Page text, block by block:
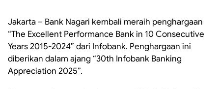
Jakarta – Bank Nagari kembali meraih penghargaan
“The Excellent Performance Bank in 10 Consecutive
Years 2015-2024” dari Infobank. Penghargaan ini
diberikan dalam ajang “30th Infobank Banking
Appreciation 2025”.